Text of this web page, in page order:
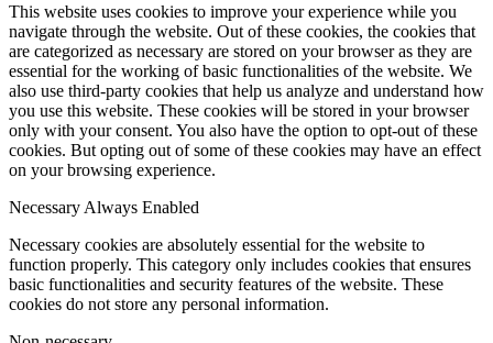
This website uses cookies to improve your experience while you
navigate through the website. Out of these cookies, the cookies that
are categorized as necessary are stored on your browser as they are
essential for the working of basic functionalities of the website. We
also use third-party cookies that help us analyze and understand how
you use this website. These cookies will be stored in your browser
only with your consent. You also have the option to opt-out of these
cookies. But opting out of some of these cookies may have an effect
on your browsing experience.
Necessary Always Enabled
Necessary cookies are absolutely essential for the website to
function properly. This category only includes cookies that ensures
basic functionalities and security features of the website. These
cookies do not store any personal information.